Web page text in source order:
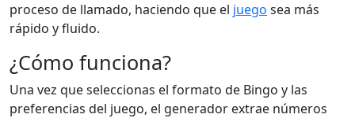
proceso de llamado, haciendo que el juego sea más
rápido y fluido.
¿Cómo funciona?
Una vez que seleccionas el formato de Bingo y las
preferencias del juego, el generador extrae números